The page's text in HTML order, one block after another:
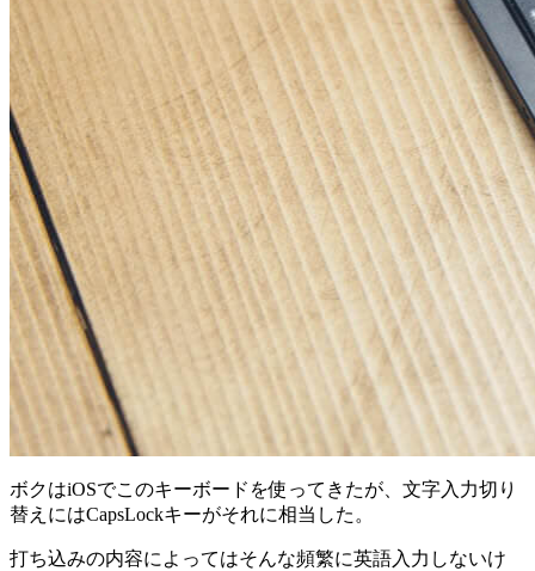
ボクはiOSでこのキーボードを使ってきたが、文字入力切り
替えにはCapsLockキーがそれに相当した。
打ち込みの内容によってはそんな頻繁に英語入力しないけ